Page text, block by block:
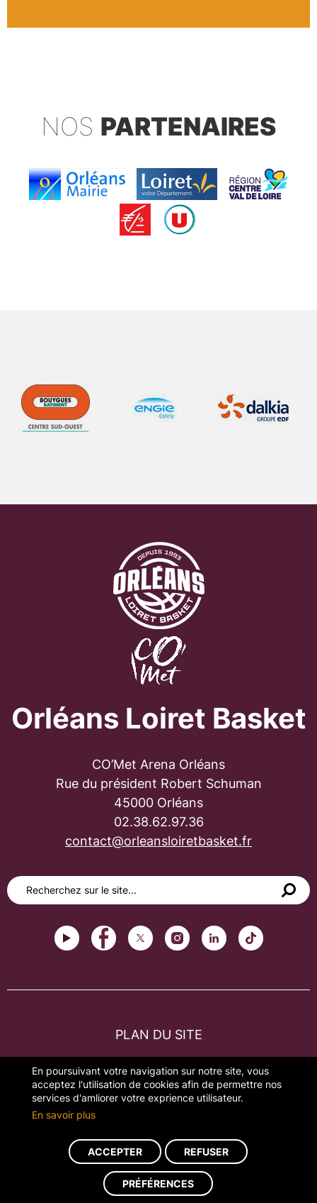
NOS PARTENAIRES
En poursuivant votre navigation sur notre site, vous
acceptez l'utilisation de cookies afin de permettre nos
services d'amliorer votre exprience utilisateur.
En savoir plus
ACCEPTER REFUSER
PRÉFÉRENCES
Orléans Loiret Basket
CO’Met Arena Orléans
Rue du président Robert Schuman
45000 Orléans
02.38.62.97.36
contact@orleansloiretbasket.fr
PLAN DU SITE
MENTIONS LÉGALES
GESTION DES COOKIES
Réalisation du site : ads-COM